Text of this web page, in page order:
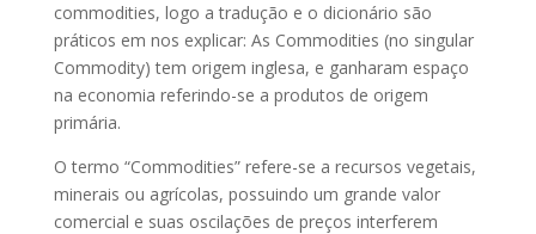
commodities, logo a tradução e o dicionário são
práticos em nos explicar: As Commodities (no singular
Commodity) tem origem inglesa, e ganharam espaço
na economia referindo-se a produtos de origem
primária.
O termo “Commodities” refere-se a recursos vegetais,
minerais ou agrícolas, possuindo um grande valor
comercial e suas oscilações de preços interferem